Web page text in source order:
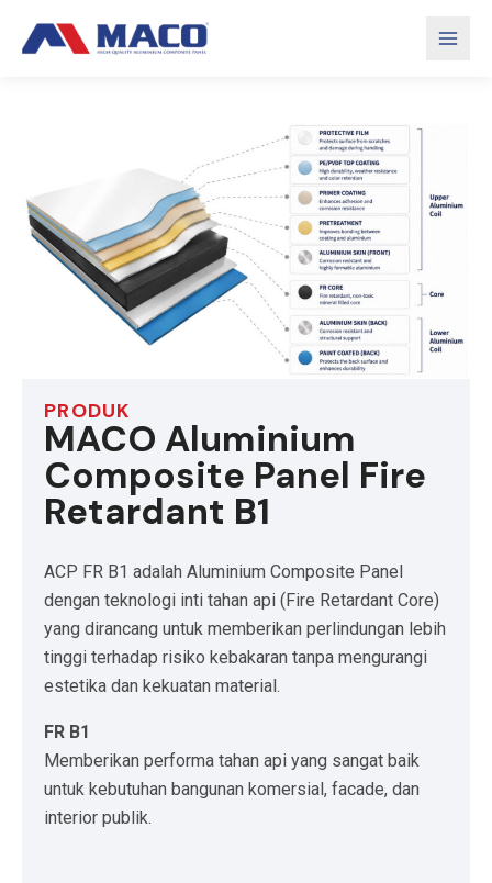
PRODUK
MACO Aluminium
Composite Panel Fire
Retardant B1
ACP FR B1 adalah Aluminium Composite Panel
dengan teknologi inti tahan api (Fire Retardant Core)
yang dirancang untuk memberikan perlindungan lebih
tinggi terhadap risiko kebakaran tanpa mengurangi
estetika dan kekuatan material.
FR B1
Memberikan performa tahan api yang sangat baik
untuk kebutuhan bangunan komersial, facade, dan
interior publik.